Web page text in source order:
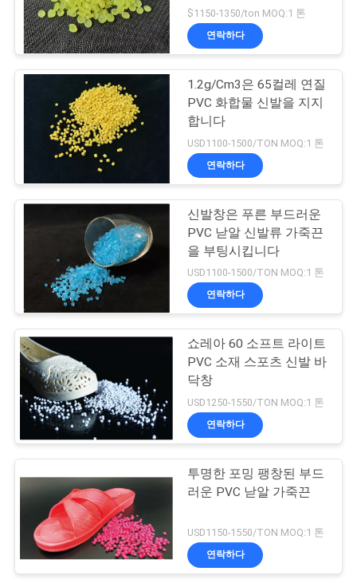
것
투
관
리
희
와
Mbbr 여과 매체
21
mbbr 운반대 매체
22
HDPE 필터용 여과
매체
21
$1150-1350/ton MOQ:1 톤
연락하다
1.2g/Cm3은 65컬레 연질
PVC 화합물 신발을 지지
합니다
USD1100-1500/TON MOQ:1 톤
연락하다
신발창은 푸른 부드러운
PVC 낟알 신발류 가죽끈
을 부팅시킵니다
USD1100-1500/TON MOQ:1 톤
연락하다
쇼레아 60 소프트 라이트
PVC 소재 스포츠 신발 바
닥창
USD1250-1550/TON MOQ:1 톤
연락하다
투명한 포밍 팽창된 부드
러운 PVC 낟알 가죽끈
USD1150-1550/TON MOQ:1 톤
연락하다